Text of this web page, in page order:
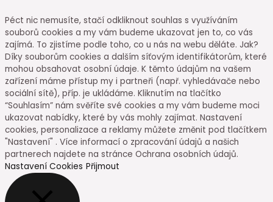
Péct nic nemusíte, stačí odkliknout souhlas s využíváním
souborů cookies a my vám budeme ukazovat jen to, co vás
zajímá. To zjistíme podle toho, co u nás na webu děláte. Jak?
Díky souborům cookies a dalším síťovým identifikátorům, které
mohou obsahovat osobní údaje. K těmto údajům na vašem
zařízení máme přístup my i partneři (např. vyhledávače nebo
sociální sítě), příp. je ukládáme. Kliknutím na tlačítko
“Souhlasím” nám svěříte své cookies a my vám budeme moci
ukazovat nabídky, které by vás mohly zajímat. Nastavení
cookies, personalizace a reklamy můžete změnit pod tlačítkem
"Nastavení" . Více informací o zpracování údajů a našich
partnerech najdete na stránce Ochrana osobních údajů.
Nastavení Cookies Přijmout